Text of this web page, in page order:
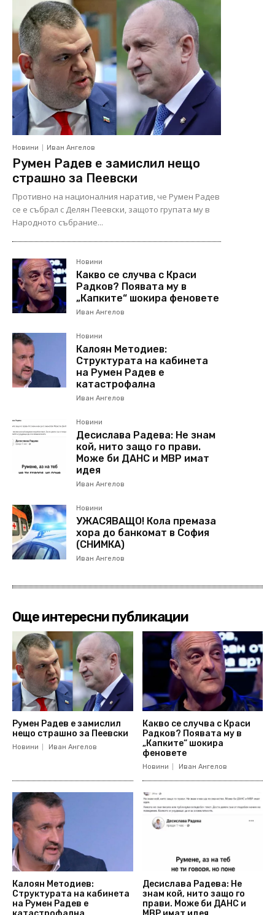
Новини Иван Ангелов
Румен Радев е замислил нещо
страшно за Пеевски
Противно на националния наратив, че Румен Радев
се е събрал с Делян Пеевски, защото групата му в
Народното събрание...
Новини
Какво се случва с Краси
Радков? Появата му в
„Капките“ шокира феновете
Иван Ангелов
Новини
Калоян Методиев:
Структурата на кабинета
на Румен Радев е
катастрофална
Иван Ангелов
Новини
Десислава Радева: Не знам
кой, нито защо го прави.
Може би ДАНС и МВР имат
идея
Иван Ангелов
Новини
УЖАСЯВАЩО! Кола премаза
хора до банкомат в София
(СНИМКА)
Иван Ангелов
Още интересни публикации
Румен Радев е замислил
нещо страшно за Пеевски
Новини Иван Ангелов
Какво се случва с Краси
Радков? Появата му в
„Капките“ шокира
феновете
Новини Иван Ангелов
Калоян Методиев:
Структурата на кабинета
на Румен Радев е
Десислава Радева: Не
знам кой, нито защо го
прави. Може би ДАНС и